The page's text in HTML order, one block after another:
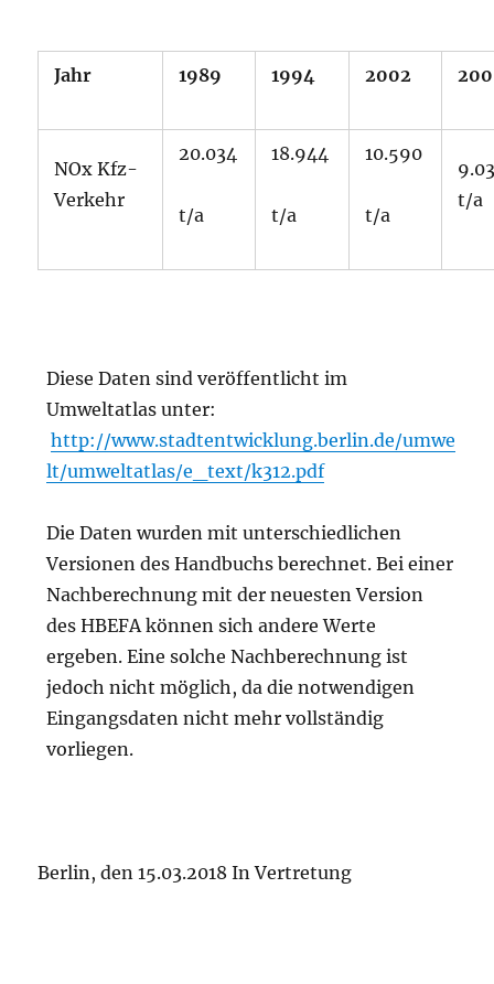
Jahr 1989 1994 2002
NOx Kfz-
Verkehr
20.034
t/a
18.944
t/a
10.590
t/a
t/a
Diese Daten sind veröffentlicht im
Umweltatlas unter:
http://www.stadtentwicklung.berlin.de/umwe
lt/umweltatlas/e_text/k312.pdf
Die Daten wurden mit unterschiedlichen
Versionen des Handbuchs berechnet. Bei einer
Nachberechnung mit der neuesten Version
des HBEFA können sich andere Werte
ergeben. Eine solche Nachberechnung ist
jedoch nicht möglich, da die notwendigen
Eingangsdaten nicht mehr vollständig
vorliegen.
Berlin, den 15.03.2018 In Vertretung